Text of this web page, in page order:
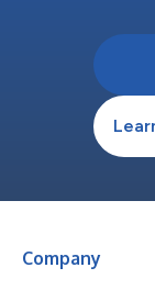
Company